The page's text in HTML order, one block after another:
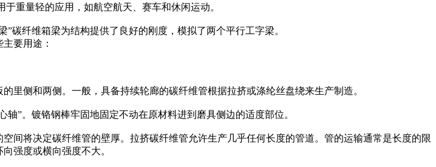
重量轻的应用，如航空航天、赛车和休闲运动。
碳纤维箱梁为结构提供了良好的刚度，模拟了两个平行工字梁。
要用途：
里侧和两侧。一般，具备持续轮廊的碳纤维管根据拉挤或涤纶丝盘绕来生产制造。
”。镀铬钢棒牢固地固定不动在原材料进到磨具侧边的适度部位。
间将决定碳纤维管的壁厚。拉挤碳纤维管允许生产几乎任何长度的管道。管的运输通常是长度的限
强度或横向强度不大。